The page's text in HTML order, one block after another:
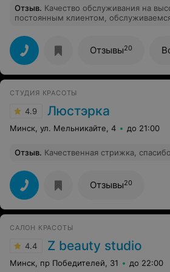
и навязывают, во вторых агрессивно
продукты косметики. Но так как я
итогу вечера, мне сказали, что у меня
голова ! САЛОН НЕ СОВЕТУЮ! И сама
вернусь !!!
Отзыв. Качество обслуживания на
постоянным клиентом,
благодарности Станиславу Гайдаш и
Мастера с большой буквы
сотрудников.
Отзывы20
СТУДИЯ КРАСОТЫ
4.9 Люстэрка
Минск, ул. Мельникайте, 4 до 21:00
Отзыв. Качественная стрижка,
Отзывы20
САЛОН КРАСОТЫ
4.4 Z beauty studio
Минск, пр Победителей, 31 до 22:00